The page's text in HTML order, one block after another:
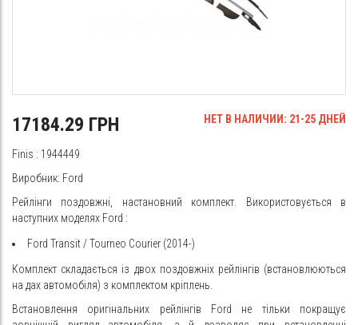
17184.29 ГРН НЕТ В НАЛИЧИИ: 21-25 ДНЕЙ
Finis : 1944449
Виробник: Ford
Рейлінги поздовжні, настановний комплект. Використовується в
наступних моделях Ford :
Ford Transit / Tourneo Courier (2014-)
Комплект складається із двох поздовжніх рейлінгів (встановлюються
на дах автомобіля) з комплектом кріплень.
Встановлення оригінальних рейлінгів Ford не тільки покращує